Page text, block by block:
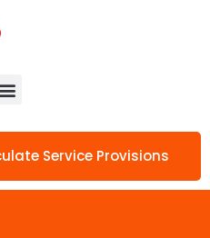
Service Provisions